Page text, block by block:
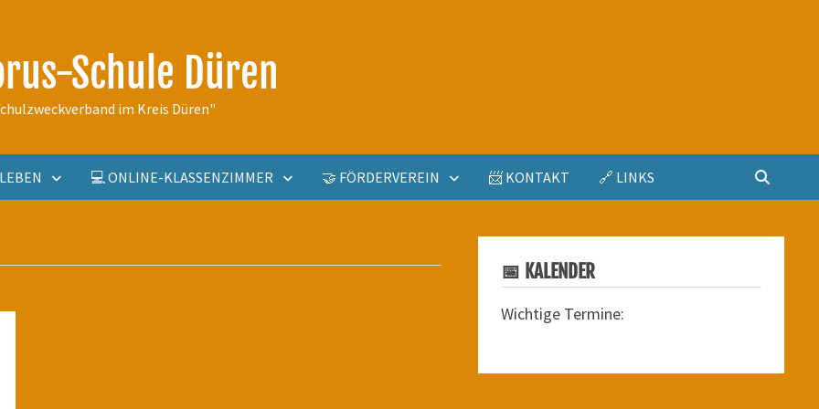
Schule Düren
im Kreis Düren"
💻 ONLINE-KLASSENZIMMER 🤝 FÖRDERVEREIN 📨 KONTAKT 🔗 LINKS
📅 KALENDER
Wichtige Termine: